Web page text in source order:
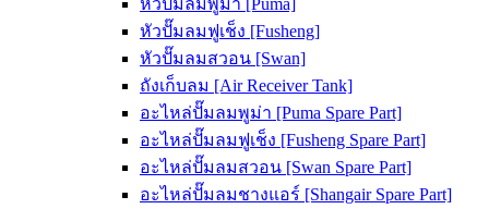
หัวปั๊มลมพูม่า [Puma]
หัวปั๊มลมฟูเช็ง [Fusheng]
หัวปั๊มลมสวอน [Swan]
ถังเก็บลม [Air Receiver Tank]
อะไหล่ปั๊มลมพูม่า [Puma Spare Part]
อะไหล่ปั๊มลมฟูเช็ง [Fusheng Spare Part]
อะไหล่ปั๊มลมสวอน [Swan Spare Part]
อะไหล่ปั๊มลมชางแอร์ [Shangair Spare Part]